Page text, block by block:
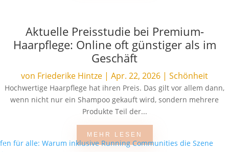
Aktuelle Preisstudie bei Premium-
Haarpflege: Online oft günstiger als im
Geschäft
von Friederike Hintze | Apr. 22, 2026 | Schönheit
Hochwertige Haarpflege hat ihren Preis. Das gilt vor allem dann,
wenn nicht nur ein Shampoo gekauft wird, sondern mehrere
Produkte Teil der...
MEHR LESEN